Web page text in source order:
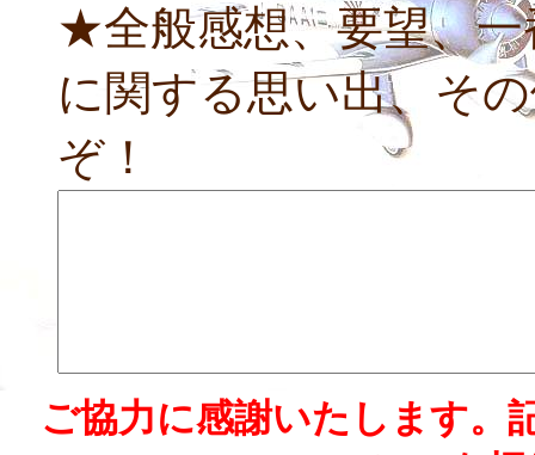
★全般感想、要望、一
に関する思い出、そ
ぞ！
ご協力に感謝いたします。